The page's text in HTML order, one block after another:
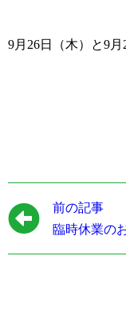
9月26日（木）と9
前の記事
臨時休業の